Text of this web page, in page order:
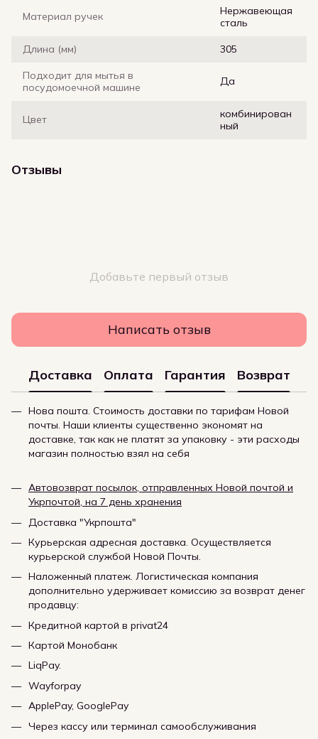
Материал ручек
Нержавеющая
сталь
Длина (мм) 305
Подходит для мытья в
посудомоечной машине
Да
Цвет
комбинирован
ный
Отзывы
Добавьте первый отзыв
Написать отзыв
Доставка Оплата Гарантия Возврат
Нова пошта. Стоимость доставки по тарифам Новой
почты. Наши клиенты существенно экономят на
доставке, так как не платят за упаковку - эти расходы
магазин полностью взял на себя
Автовозврат посылок, отправленных Новой почтой и
Укрпочтой, на 7 день хранения
Доставка "Укрпошта"
Курьерская адресная доставка. Осуществляется
курьерской службой Новой Почты.
Наложенный платеж. Логистическая компания
дополнительно удерживает комиссию за возврат денег
продавцу:
Кредитной картой в privat24
Картой Монобанк
LiqPay.
Wayforpay
ApplePay, GooglePay
Через кассу или терминал самообслуживания